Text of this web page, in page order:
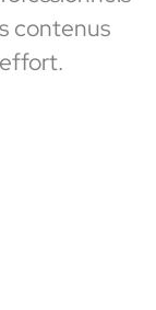
contenus